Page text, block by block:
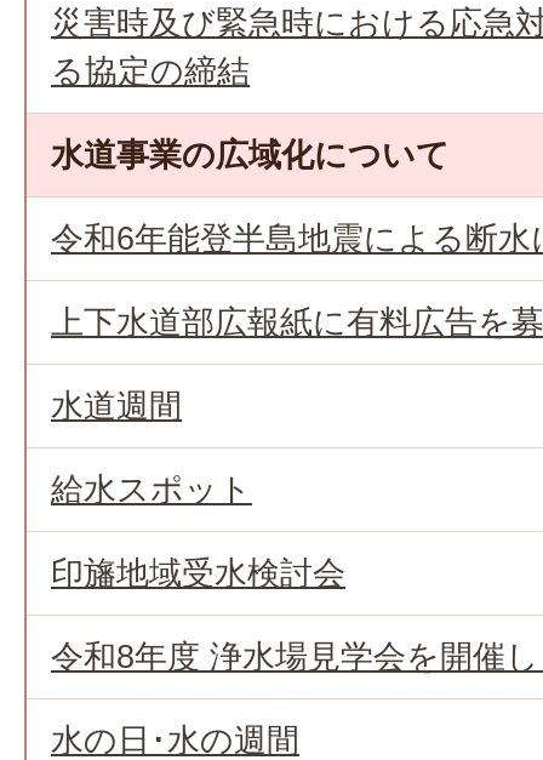
災害時及び緊急時における応急
る協定の締結
水道事業の広域化について
令和6年能登半島地震による断
上下水道部広報紙に有料広告を
水道週間
給水スポット
印旛地域受水検討会
令和8年度 浄水場見学会を開催
水の日･水の週間